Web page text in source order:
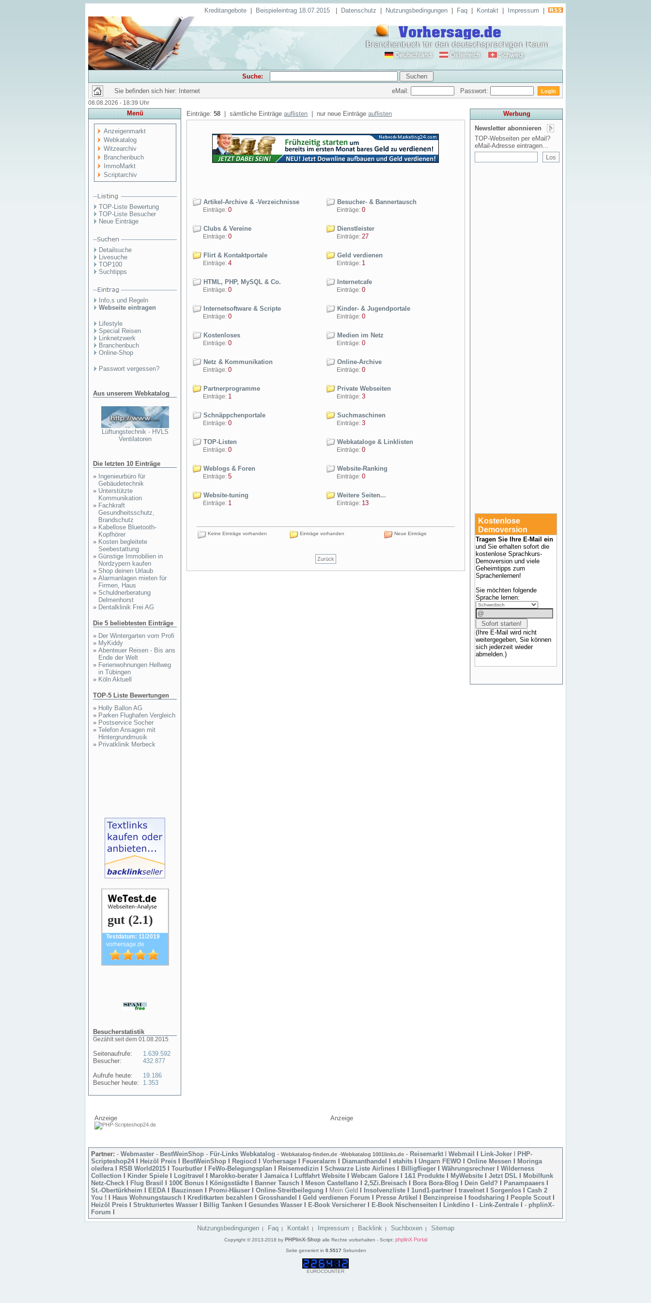
Kreditangebote Beispieleintrag 18.07.2015 Datenschutz Nutzungsbedingungen Faq Kontakt Impressum
Suche:
Sie befinden sich hier: Internet
eMail: Passwort:
08.08.2026 - 18:39 Uhr
Menü
Anzeigenmarkt
Webkatalog
Witzearchiv
Branchenbuch
ImmoMarkt
Scriptarchiv
TOP-Liste Bewertung
TOP-Liste Besucher
Neue Einträge
Detailsuche
Livesuche
TOP100
Suchtipps
Info,s und Regeln
Webseite eintragen
Lifestyle
Special Reisen
Linknetzwerk
Branchenbuch
Online-Shop
Passwort vergessen?
Aus unserem Webkatalog
Lüftungstechnik - HVLS
Ventilatoren
Die letzten 10 Einträge
» Ingenieurbüro für
Gebäudetechnik
» Unterstützte
Kommunikation
» Fachkraft
Gesundheitsschutz,
Brandschutz
» Kabellose Bluetooth-
Kopfhörer
» Kosten begleitete
Seebestattung
» Günstige Immobilien in
Nordzypern kaufen
» Shop deinen Urlaub
» Alarmanlagen mieten für
Firmen, Haus
» Schuldnerberatung
Delmenhorst
» Dentalklinik Frei AG
Die 5 beliebtesten Einträge
» Der Wintergarten vom Profi
» MyKiddy
» Abenteuer Reisen - Bis ans
Ende der Welt
» Ferienwohnungen Hellweg
in Tübingen
» Köln Aktuell
TOP-5 Liste Bewertungen
» Holly Ballon AG
» Parken Flughafen Vergleich
» Postservice Socher
» Telefon Ansagen mit
Hintergrundmusik
» Privatklinik Merbeck
gut (2.1)
Testdatum: 11/2019
vorhersage.de
Besucherstatistik
Gezählt seit dem 01.08.2015
Seitenaufrufe:
Besucher:
Aufrufe heute:
Besucher heute:
1.639.592
432.877
19.186
1.353
Einträge: 58 | sämtliche Einträge auflisten | nur neue Einträge auflisten
Artikel-Archive & -Verzeichnisse
Einträge: 0
Besucher- & Bannertausch
Einträge: 0
Clubs & Vereine
Einträge: 0
Dienstleister
Einträge: 27
Flirt & Kontaktportale
Einträge: 4
Geld verdienen
Einträge: 1
HTML, PHP, MySQL & Co.
Einträge: 0
Internetcafe
Einträge: 0
Internetsoftware & Scripte
Einträge: 0
Kinder- & Jugendportale
Einträge: 0
Kostenloses
Einträge: 0
Medien im Netz
Einträge: 0
Netz & Kommunikation
Einträge: 0
Online-Archive
Einträge: 0
Partnerprogramme
Einträge: 1
Private Webseiten
Einträge: 3
Schnäppchenportale
Einträge: 0
Suchmaschinen
Einträge: 3
TOP-Listen
Einträge: 0
Webkataloge & Linklisten
Einträge: 0
Weblogs & Foren
Einträge: 5
Website-Ranking
Einträge: 0
Website-tuning
Einträge: 1
Weitere Seiten...
Einträge: 13
Keine Einträge vorhanden Einträge vorhanden Neue Einträge
Zurück
Werbung
Newsletter abonnieren
TOP-Webseiten per eMail?
eMail-Adresse eintragen...
Kostenlose
Demoversion
Tragen Sie Ihre E-Mail ein
und Sie erhalten sofort die
kostenlose Sprachkurs-
Demoversion und viele
Geheimtipps zum
Sprachenlernen!
Sie möchten folgende
Sprache lernen:
(Ihre E-Mail wird nicht
weitergegeben, Sie können
sich jederzeit wieder
abmelden.)
Anzeige Anzeige
Partner: - Webmaster - BestWeinShop - Für-Links Webkatalog - Webkatalog-finden.de -Webkatalog 1001links.de - Reisemarkt Webmail Link-Joker
PHP-
Scripteshop24
Heizöl Preis BestWeinShop Regiocd Vorhersage Feueralarm Diamanthandel etahits Ungarn FEWO Online Messen
Moringa
oleifera
RSB World2015 Tourbutler FeWo-Belegungsplan Reisemedizin Schwarze Liste Airlines Billigflieger Währungsrechner
Wilderness
Collection
Kinder Spiele Logitravel Marokko-berater Jamaica Luftfahrt Website Webcam Galore 1&1 Produkte MyWebsite Jetzt DSL
Mobilfunk
Netz-Check
Flug Brasil 100€ Bonus Königsstädte Banner Tausch Meson Castellano 2,5Zi.Breisach Bora Bora-Blog Dein Geld? Panampaaers
St.-Obertürkheim
EEDA Bauzinsen Promi-Häuser Online-Streitbeilegung Mein Geld Insolvenzliste 1und1-partner travelnet Sorgenlos
Cash 2
You !
Haus Wohnungstausch Kreditkarten bezahlen Grosshandel Geld verdienen Forum Presse Artikel Benzinpreise foodsharing People Scout
Heizöl Preis
Strukturiertes Wasser Billig Tanken Gesundes Wasser E-Book Versicherer E-Book Nischenseiten Linkdino - Link-Zentrale - phplinX-
Forum
Nutzungsbedingungen | Faq | Kontakt | Impressum | Backlink | Suchboxen | Sitemap
Copyright © 2013-2018 by PHPlinX-Shop alle Rechte vorbehalten - Script: phplinX Portal
Seite generiert in 0.5517 Sekunden
EUROCOUNTER